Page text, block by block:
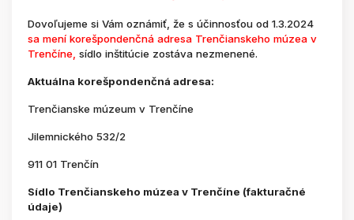
Dovoľujeme si Vám oznámiť, že s účinnosťou od 1.3.2024
sa mení korešpondenčná adresa Trenčianskeho múzea v
Trenčíne, sídlo inštitúcie zostáva nezmenené.
Aktuálna korešpondenčná adresa:
Trenčianske múzeum v Trenčíne
Jilemnického 532/2
911 01 Trenčín
Sídlo Trenčianskeho múzea v Trenčíne (fakturačné
údaje)